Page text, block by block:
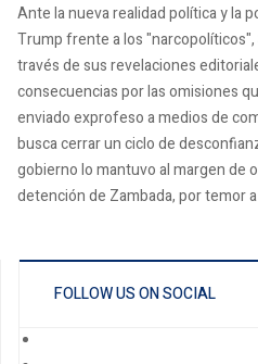
Ante la nueva realidad política y la
Trump frente a los
través de sus revelaciones
consecuencias por las omisiones
enviado exprofeso a medios de
busca cerrar un ciclo de
gobierno lo mantuvo al margen de
detención de Zambada, por temor
FOLLOW US ON SOCIAL